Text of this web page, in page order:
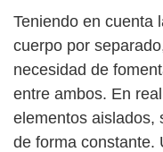
Teniendo en cuenta
cuerpo por
necesidad de
entre ambos. En
elementos aislados,
de forma constante.